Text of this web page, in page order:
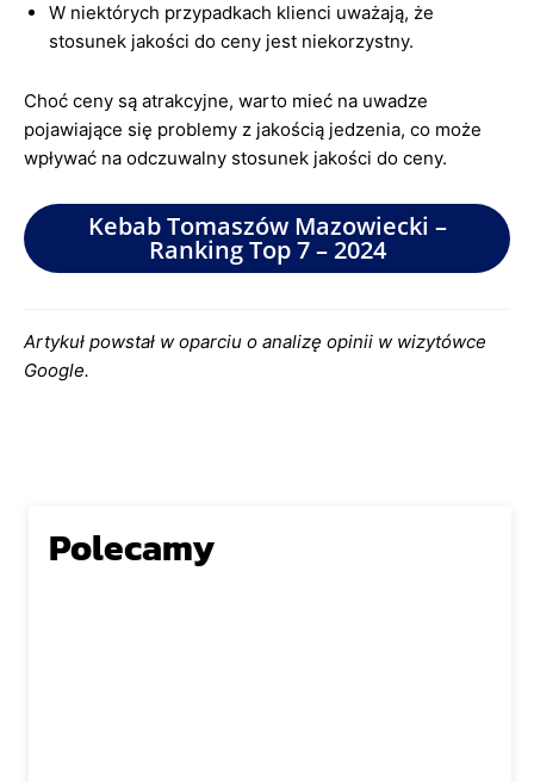
W niektórych przypadkach klienci uważają, że
stosunek jakości do ceny jest niekorzystny.
Choć ceny są atrakcyjne, warto mieć na uwadze
pojawiające się problemy z jakością jedzenia, co może
wpływać na odczuwalny stosunek jakości do ceny.
Kebab Tomaszów Mazowiecki –
Ranking Top 7 – 2024
Artykuł powstał w oparciu o analizę opinii w wizytówce
Google.
Polecamy